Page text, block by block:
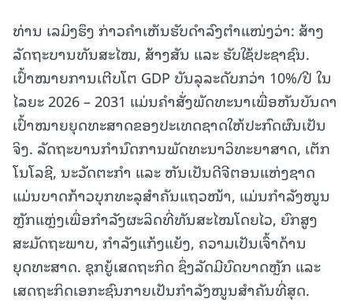
ທ່ານ ເລມິງຮຶງ ກ່າວຄຳເຫັນຮັບດຳລົງຕຳແໜ່ງວ່າ: ສ້າງ
ລັດຖະບານທັນສະໄໝ, ສ້າງສັນ ແລະ ຮັບໃຊ້ປະຊາຊົນ.
ເປົ້າໝາຍການເຕີບໂຕ GDP ບັນລຸລະດັບກວ່າ 10%/ປີ ໃນ
ໄລຍະ 2026 – 2031 ແມ່ນຄຳສັ່ງພັດທະນາເພື່ອຫັນບັນດາ
ເປົ້າໝາຍຍຸດທະສາດຂອງປະເທດຊາດໃຫ້ປະກົດຜົນເປັນ
ຈິງ. ລັດຖະບານກຳນົດການພັດທະນາວິທະຍາສາດ, ເຕັກ
ໂນໂລຊີ, ນະວັດຕະກຳ ແລະ ຫັນເປັນດີຈີຕອນແຫ່ງຊາດ
ແມ່ນບາດກ້າວບຸກທະລຸສຳຄັນແຖວໜ້າ, ແມ່ນກຳລັງໜູນ
ຫຼັກແຫຼ່ງເພື່ອກຳລັງຜະລິດທີ່ທັນສະໄໝໂດຍໄວ, ຍົກສູງ
ສະມັດຖະພາບ, ກຳລັງແກ້ງແຍ້ງ, ຄວາມເປັນເຈົ້າດ້ານ
ຍຸດທະສາດ. ຊຸກຍູ້ເສດຖະກິດ ຊຶ່ງລັດມີບົດບາດຫຼັກ ແລະ
ເສດຖະກິດເອກະຊົນກາຍເປັນກຳລັງໜູນສຳຄັນທີ່ສຸດ.